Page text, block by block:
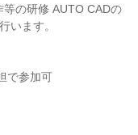
の研修 AUTO CADの